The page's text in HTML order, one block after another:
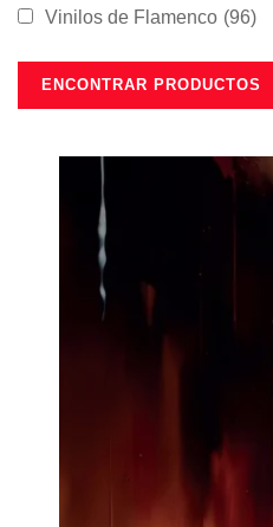
Vinilos de Flamenco (96)